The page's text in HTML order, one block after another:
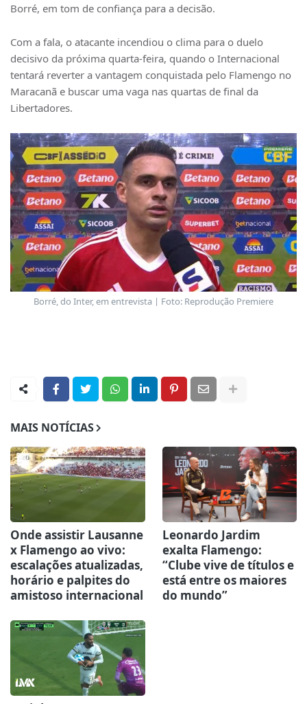
Borré, em tom de confiança para a decisão.
Com a fala, o atacante incendiou o clima para o duelo
decisivo da próxima quarta-feira, quando o Internacional
tentará reverter a vantagem conquistada pelo Flamengo no
Maracanã e buscar uma vaga nas quartas de final da
Libertadores.
Borré, do Inter, em entrevista | Foto: Reprodução Premiere
MAIS NOTÍCIAS
Onde assistir Lausanne
x Flamengo ao vivo:
escalações atualizadas,
horário e palpites do
amistoso internacional
Leonardo Jardim
exalta Flamengo:
“Clube vive de títulos e
está entre os maiores
do mundo”